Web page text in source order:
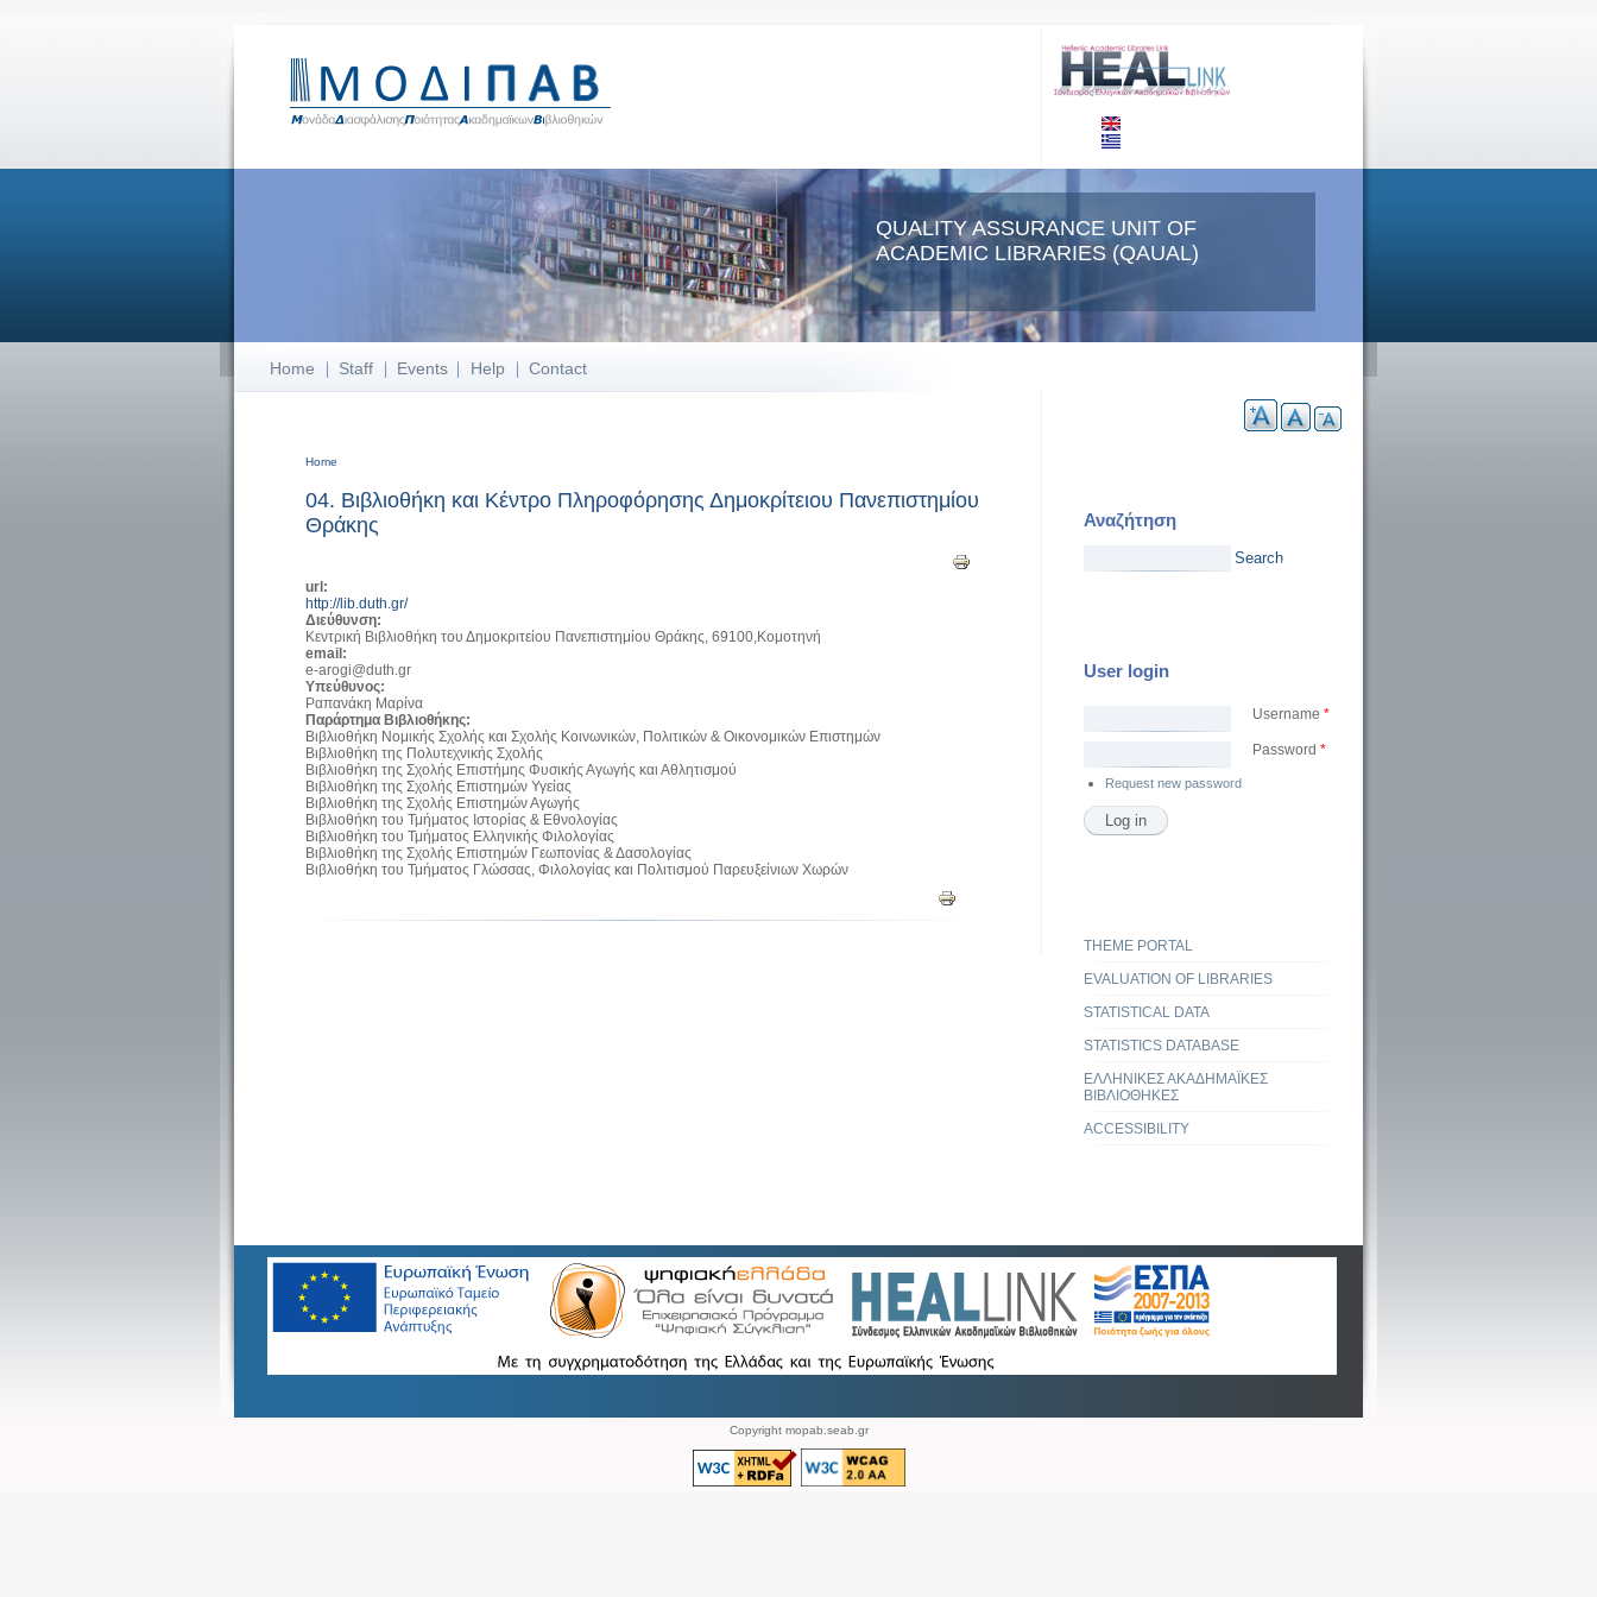
QUALITY ASSURANCE UNIT OF
ACADEMIC LIBRARIES (QAUAL)
Home Staff Events Help Contact
Home
04. Βιβλιοθήκη και Κέντρο Πληροφόρησης Δημοκρίτειου Πανεπιστημίου
Θράκης
url:
http://lib.duth.gr/
Διεύθυνση:
Κεντρική Βιβλιοθήκη του Δημοκριτείου Πανεπιστημίου Θράκης, 69100,Κομοτηνή
email:
e-arogi@duth.gr
Υπεύθυνος:
Ραπανάκη Μαρίνα
Παράρτημα Βιβλιοθήκης:
Βιβλιοθήκη Νομικής Σχολής και Σχολής Κοινωνικών, Πολιτικών & Οικονομικών Επιστημών
Βιβλιοθήκη της Πολυτεχνικής Σχολής
Βιβλιοθήκη της Σχολής Επιστήμης Φυσικής Αγωγής και Αθλητισμού
Βιβλιοθήκη της Σχολής Επιστημών Υγείας
Βιβλιοθήκη της Σχολής Επιστημών Αγωγής
Βιβλιοθήκη του Τμήματος Ιστορίας & Εθνολογίας
Βιβλιοθήκη του Τμήματος Ελληνικής Φιλολογίας
Βιβλιοθήκη της Σχολής Επιστημών Γεωπονίας & Δασολογίας
Βιβλιοθήκη του Τμήματος Γλώσσας, Φιλολογίας και Πολιτισμού Παρευξείνιων Χωρών
Αναζήτηση
User login
Username *
Password *
Request new password
THEME PORTAL
EVALUATION OF LIBRARIES
STATISTICAL DATA
STATISTICS DATABASE
ΕΛΛΗΝΙΚΕΣ ΑΚΑΔΗΜΑΪΚΕΣ
ΒΙΒΛΙΟΘΗΚΕΣ
ACCESSIBILITY
Copyright mopab.seab.gr